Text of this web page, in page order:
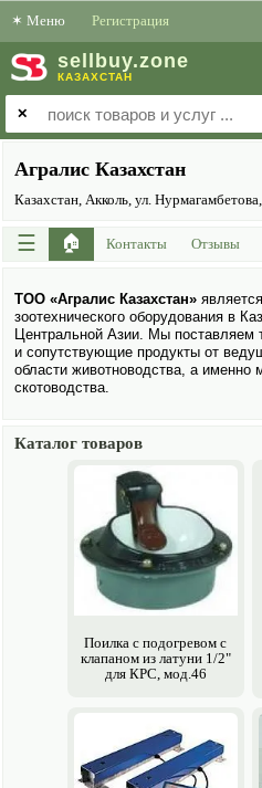
✶ Меню Регистрация
sell buy.zone
КАЗАХСТАН
✕
Агралис Казахстан
Казахстан, Акколь, ул.
☰ 🏠 Контакты Отзывы
ТОО «Aгралис Казахстан»
зоо­технического обору­дования в
Центральной Азии. Мы поставляем
и сопутствующие продукты от
области животноводства, а именно
скотоводства.
Каталог товаров
Поилка с подогревом с
клапаном из латуни 1/2"
для КРС, мод.46